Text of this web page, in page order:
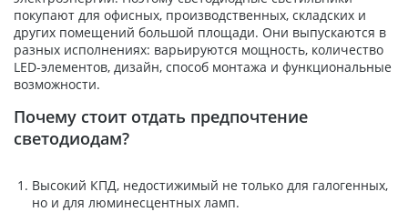
покупают для офисных, производственных, складских и
других помещений большой площади. Они выпускаются в
разных исполнениях: варьируются мощность, количество
LED-элементов, дизайн, способ монтажа и функциональные
возможности.
Почему стоит отдать предпочтение
светодиодам?
Высокий КПД, недостижимый не только для галогенных,
но и для люминесцентных ламп.